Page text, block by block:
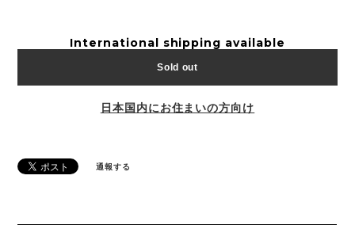
International shipping available
Sold out
日本国内にお住まいの方向け
通報する